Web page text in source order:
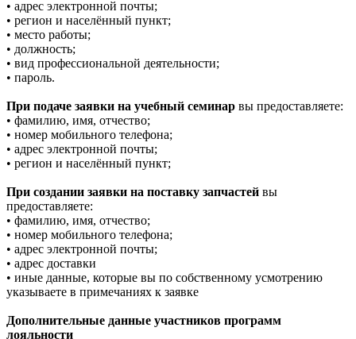
• адрес электронной почты;
• регион и населённый пункт;
• место работы;
• должность;
• вид профессиональной деятельности;
• пароль.
При подаче заявки на учебный семинар вы предоставляете:
• фамилию, имя, отчество;
• номер мобильного телефона;
• адрес электронной почты;
• регион и населённый пункт;
При создании заявки на поставку запчастей вы
предоставляете:
• фамилию, имя, отчество;
• номер мобильного телефона;
• адрес электронной почты;
• адрес доставки
• иные данные, которые вы по собственному усмотрению
указываете в примечаниях к заявке
Дополнительные данные участников программ
лояльности